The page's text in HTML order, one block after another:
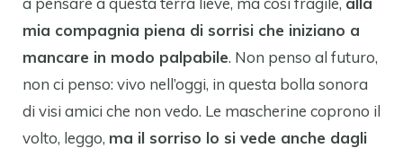
mia compagnia piena di sorrisi che iniziano a
mancare in modo palpabile. Non penso al futuro,
non ci penso: vivo nell’oggi, in questa bolla sonora
di visi amici che non vedo. Le mascherine coprono il
volto, leggo, ma il sorriso lo si vede anche dagli